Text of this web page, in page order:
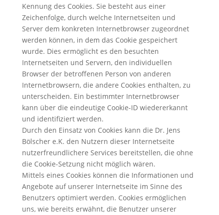
Kennung des Cookies. Sie besteht aus einer
Zeichenfolge, durch welche Internetseiten und
Server dem konkreten Internetbrowser zugeordnet
werden können, in dem das Cookie gespeichert
wurde. Dies ermöglicht es den besuchten
Internetseiten und Servern, den individuellen
Browser der betroffenen Person von anderen
Internetbrowsern, die andere Cookies enthalten, zu
unterscheiden. Ein bestimmter Internetbrowser
kann über die eindeutige Cookie-ID wiedererkannt
und identifiziert werden.
Durch den Einsatz von Cookies kann die Dr. Jens
Bölscher e.K. den Nutzern dieser Internetseite
nutzerfreundlichere Services bereitstellen, die ohne
die Cookie-Setzung nicht möglich wären.
Mittels eines Cookies können die Informationen und
Angebote auf unserer Internetseite im Sinne des
Benutzers optimiert werden. Cookies ermöglichen
uns, wie bereits erwähnt, die Benutzer unserer